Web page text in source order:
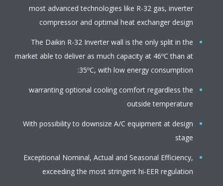
most advanced technologies like R-32 gas, inverter
compressor and optimal heat exchanger design
The Daikin R-32 Inverter wall is the only split in the
market able to deliver as much capacity at 46ºC than at
35ºC, with low energy consumption:
warranting optional cooling comfort regardless the
outside temperature
With possibility to downsize A/C equipment at design
Exceptional Nominal, Actual and Seasonal Efficiency,
exceeding the most stringent hi-EER regulation